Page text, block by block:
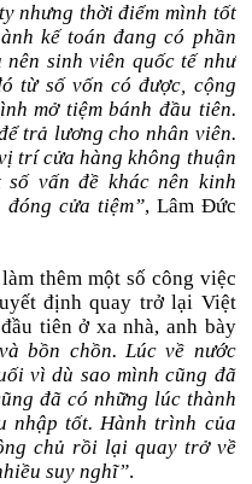
nhưng thời điểm mình tốt
kế toán đang có phần
sinh viên quốc tế như
từ số vốn có được, cộng
mở tiệm bánh đầu tiên.
trả lương cho nhân viên.
trí cửa hàng không thuận
vấn đề khác nên kinh
cửa tiệm”, Lâm Đức
thêm một số công việc
định quay trở lại Việt
tiên ở xa nhà, anh bày
bồn chồn. Lúc về nước
vì dù sao mình cũng đã
đã có những lúc thành
nhập tốt. Hành trình của
chủ rồi lại quay trở về
suy nghĩ”.